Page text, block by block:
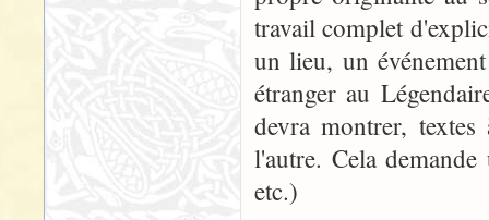
travail complet
un lieu, un
étranger au
devra montrer,
l'autre. Cela
etc.)